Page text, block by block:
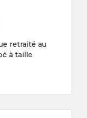
retraité au
à taille